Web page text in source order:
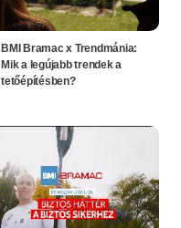
BMI Bramac x Trendmánia:
Mik a legújabb trendek a
tetőépítésben?